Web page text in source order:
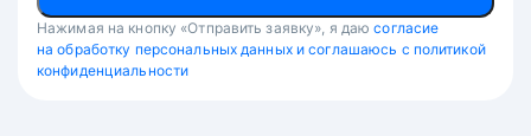
Нажимая на кнопку «Отправить заявку», я даю согласие
на обработку персональных данных и соглашаюсь с политикой
конфиденциальности